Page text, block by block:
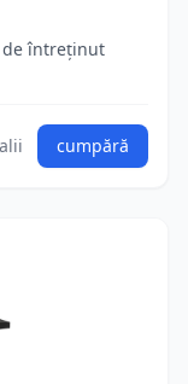
de întreținut
cumpără